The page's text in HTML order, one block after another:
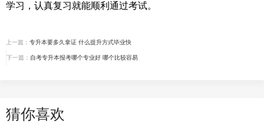
学习，认真复习就能顺利通过考试。
上一篇： 专升本要多久拿证 什么提升方式毕业快
下一篇： 自考专升本报考哪个专业好 哪个比较容易
猜你喜欢